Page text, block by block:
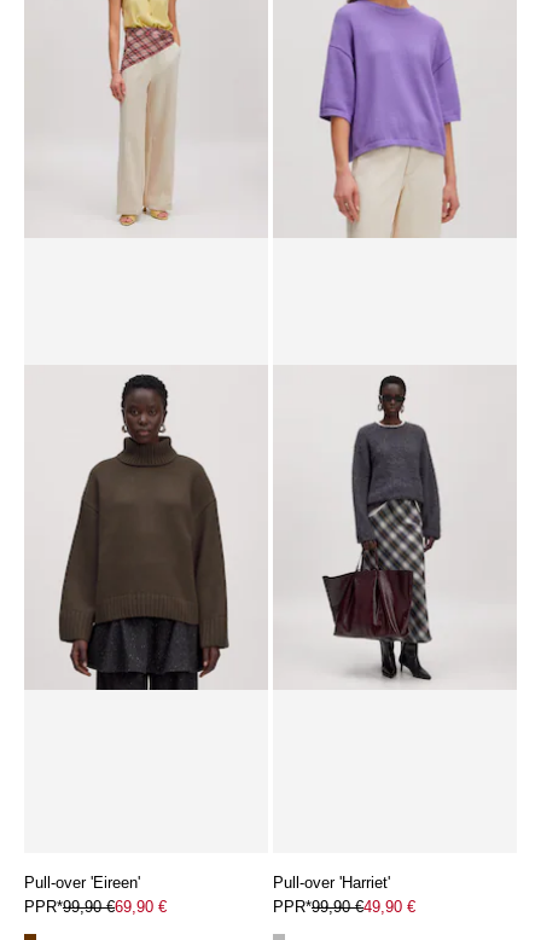
59,90 €34,90 €
T-shirt 'Ashley'
69,90 € 34,90 €
Pull-over 'Eireen'
PPR*99,90 €69,90 €
Pull-over 'Harriet'
PPR*99,90 €49,90 €